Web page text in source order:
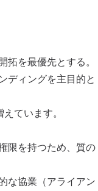
を最優先とする。
ディングを主目的と
ています。
限を持つため、質の
な協業（アライアン